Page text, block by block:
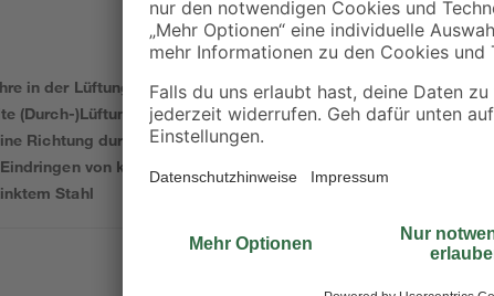
in der Lüftungsanlage
(Durch-)Lüftung
Richtung durch
von kalter Luft in Wohnungen
Stahl